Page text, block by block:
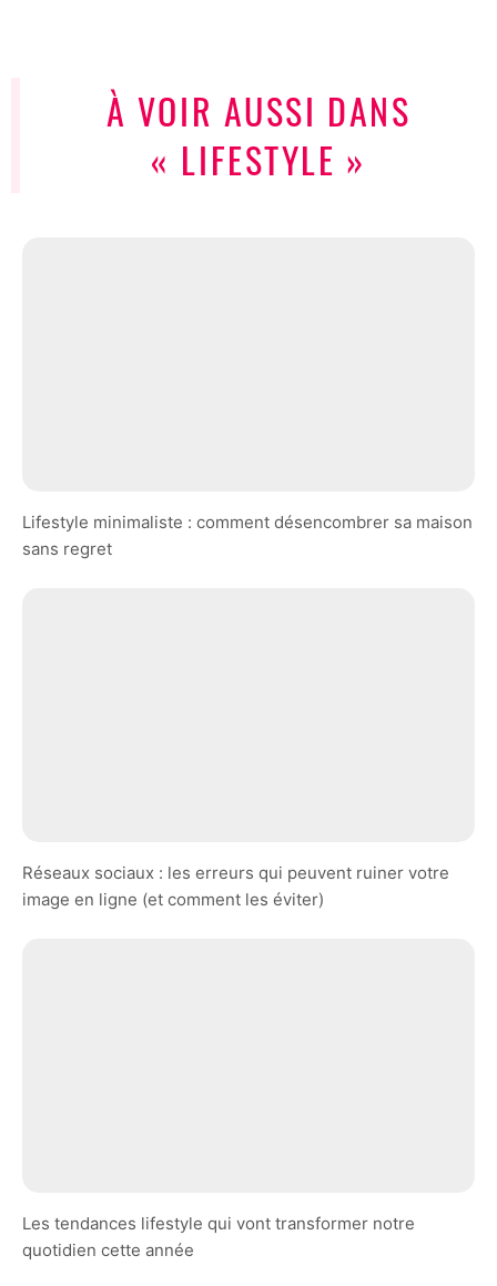
À VOIR AUSSI DANS
« LIFESTYLE »
Lifestyle minimaliste : comment désencombrer sa maison
sans regret
Réseaux sociaux : les erreurs qui peuvent ruiner votre
image en ligne (et comment les éviter)
Les tendances lifestyle qui vont transformer notre
quotidien cette année